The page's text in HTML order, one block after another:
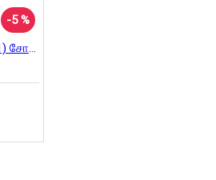
-5 %
சோழச் சூரியன் (பாகம் 1) சோழன் தலைகொண்ட வீரபாண்டியன்